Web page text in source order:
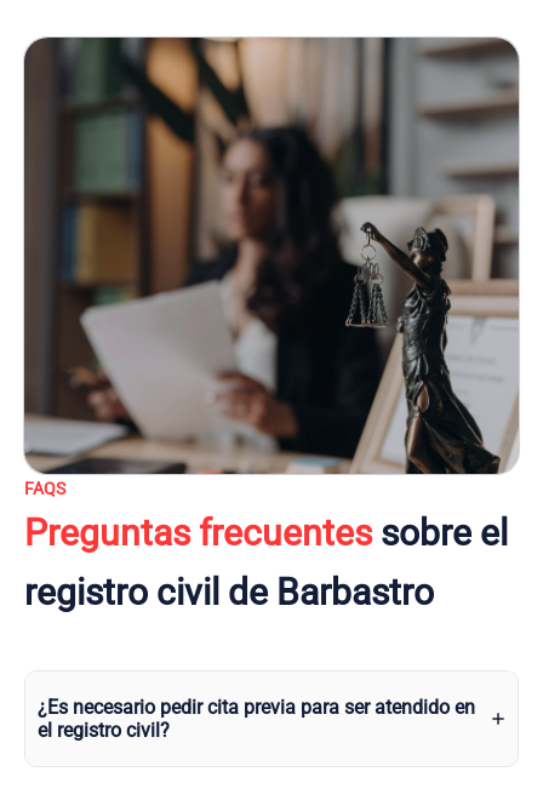
FAQS
Preguntas frecuentessobre el
registro civil de Barbastro
¿Es necesario pedir cita previa para ser atendido en
el registro civil?